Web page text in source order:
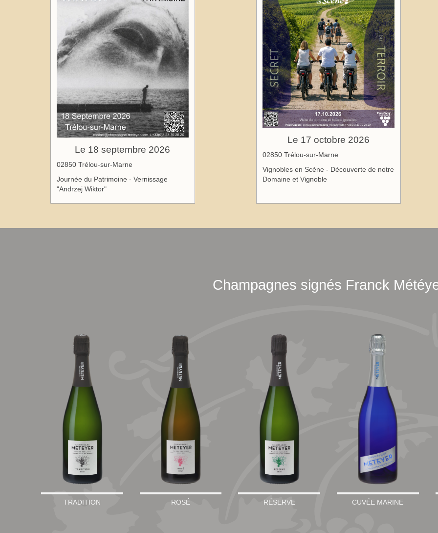
Le 18 septembre 2026
02850 Trélou-sur-Marne
Journée du Patrimoine - Vernissage
"Andrzej Wiktor"
Le 17 octobre 2026
02850 Trélou-sur-Marne
Vignobles en Scène - Découverte de notre
Domaine et Vignoble
Champagnes signés Franck
TRADITION ROSÉ RÉSERVE CUVÉE MARINE